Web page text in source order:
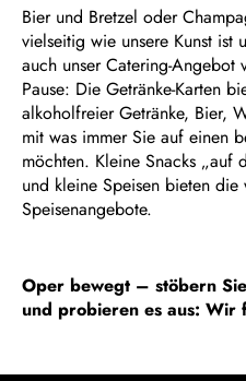
Bier und Bretzel oder
vielseitig wie unsere Kunst ist
auch unser Catering-
Pause: Die Getränke-Karten
alkoholfreier Getränke, Bier,
mit was immer Sie auf einen
möchten. Kleine Snacks „auf
und kleine Speisen bieten die
Speisenangebote.
Oper bewegt – stöbern
und probieren es aus: Wir